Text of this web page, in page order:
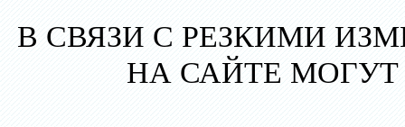
В СВЯЗИ С РЕЗКИМИ
НА САЙТЕ